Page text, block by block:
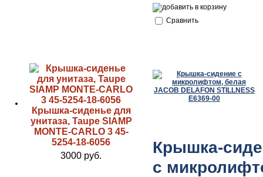
Крышка-сиденье для
унитаза, Taupe SIAMP
MONTE-CARLO 3 45-
5254-18-6056
3000 руб.
Сравнить
Крышка-
с